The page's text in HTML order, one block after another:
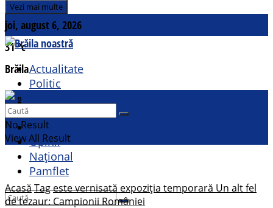
Vezi mai multe
joi, august 6, 2026
31°c
Brăila
Contact
Actualitate
Politic
Cultural
Opinii
Național
Pamflet
No Result
View All Result
AcasăTageste vernisată expoziția temporară Un alt fel
de tezaur: Campionii României